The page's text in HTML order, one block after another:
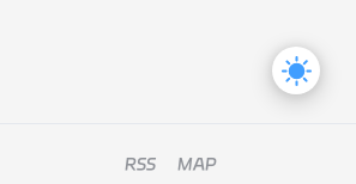
RSS MAP